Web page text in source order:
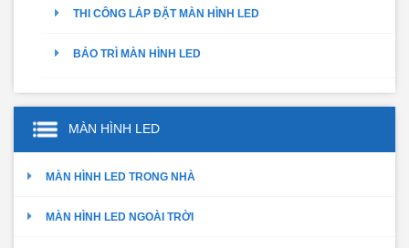
THI CÔNG LẮP ĐẶT MÀN HÌNH LED
BẢO TRÌ MÀN HÌNH LED
MÀN HÌNH LED
MÀN HÌNH LED TRONG NHÀ
MÀN HÌNH LED NGOÀI TRỜI